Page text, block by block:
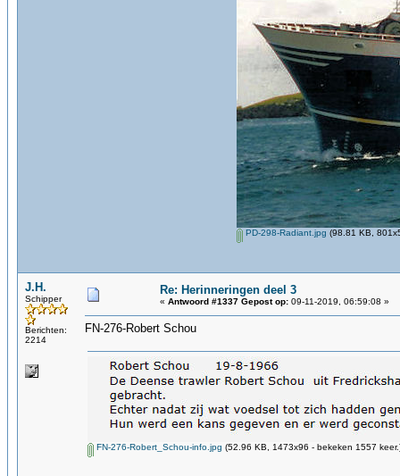
PD-298-Radiant.jpg (98.81 KB,
J.H.
Schipper
Berichten:
2214
Re: Herinneringen deel 3
« Antwoord #1337 Gepost op: 09-11-2019, 06:59:08 »
FN-276-Robert Schou
FN-276-Robert_Schou-info.jpg (52.96 KB, 1473x96 - bekeken 1557